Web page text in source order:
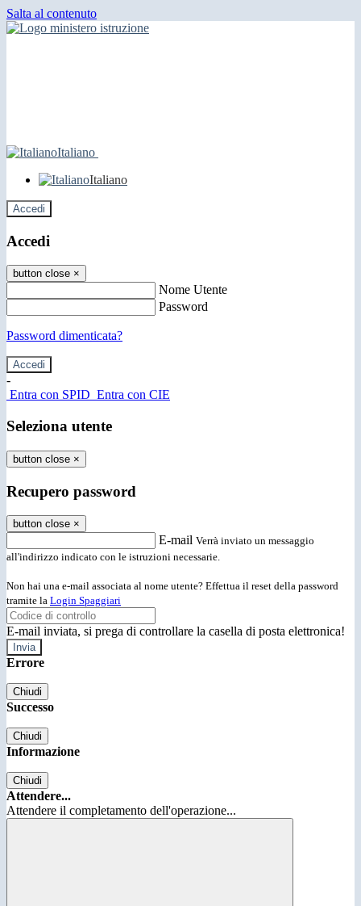
Salta al contenuto
Italiano
Italiano
Accedi
Accedi
button close ×
Nome Utente
Password
Password dimenticata?
-
Entra con SPID Entra con CIE
Seleziona utente
button close ×
Recupero password
button close ×
E-mail Verrà inviato un messaggio
all'indirizzo indicato con le istruzioni necessarie.
Non hai una e-mail associata al nome utente? Effettua il reset della password
tramite la Login Spaggiari
E-mail inviata, si prega di controllare la casella di posta elettronica!
Errore
Chiudi
Successo
Chiudi
Informazione
Chiudi
Attendere...
Attendere il completamento dell'operazione...